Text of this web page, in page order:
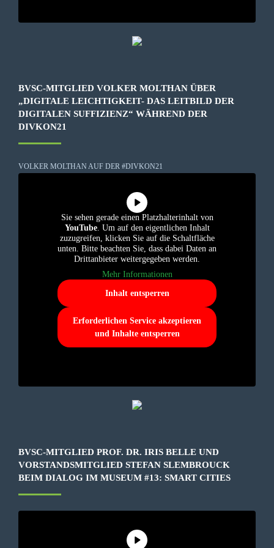
BVSC-MITGLIED VOLKER MOLTHAN ÜBER
„DIGITALE LEICHTIGKEIT- DAS LEITBILD DER
DIGITALEN SUFFIZIENZ“ WÄHREND DER
DIVKON21
VOLKER MOLTHAN AUF DER #DIVKON21
Sie sehen gerade einen Platzhalterinhalt von
YouTube. Um auf den eigentlichen Inhalt
zuzugreifen, klicken Sie auf die Schaltfläche
unten. Bitte beachten Sie, dass dabei Daten an
Drittanbieter weitergegeben werden.
Mehr Informationen
Inhalt entsperren
Erforderlichen Service akzeptieren
und Inhalte entsperren
BVSC-MITGLIED PROF. DR. IRIS BELLE UND
VORSTANDSMITGLIED STEFAN SLEMBROUCK
BEIM DIALOG IM MUSEUM #13: SMART CITIES